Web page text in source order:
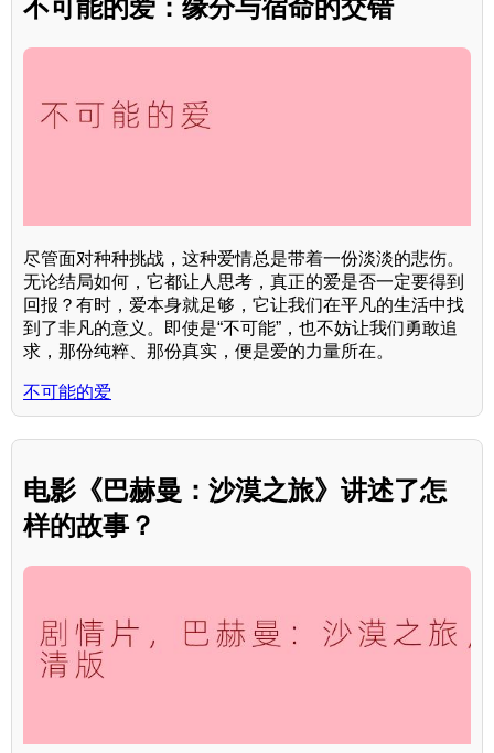
不可能的爱：缘分与宿命的交错
尽管面对种种挑战，这种爱情总是带着一份淡淡的悲伤。
无论结局如何，它都让人思考，真正的爱是否一定要得到
回报？有时，爱本身就足够，它让我们在平凡的生活中找
到了非凡的意义。即使是“不可能”，也不妨让我们勇敢追
求，那份纯粹、那份真实，便是爱的力量所在。
不可能的爱
电影《巴赫曼：沙漠之旅》讲述了怎
样的故事？